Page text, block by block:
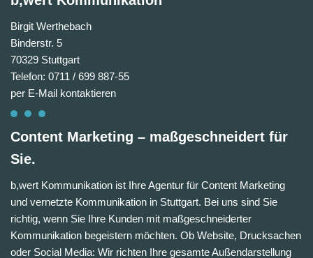
Birgit Werthebach
Binderstr. 5
70329 Stuttgart
Telefon: 0711 / 699 887-55
per E-Mail kontaktieren
Content Marketing – maßgeschneidert für
Sie.
b,wert Kommunikation ist Ihre Agentur für Content Marketing
und vernetzte Kommunikation in Stuttgart. Bei uns sind Sie
richtig, wenn Sie Ihre Kunden mit maßgeschneiderter
Kommunikation begeistern möchten. Ob Website, Drucksachen
oder Social Media: Wir richten Ihre gesamte Außendarstellung